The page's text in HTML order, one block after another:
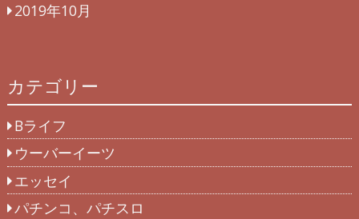
2019年10月
カテゴリー
Bライフ
ウーバーイーツ
エッセイ
パチンコ、パチスロ